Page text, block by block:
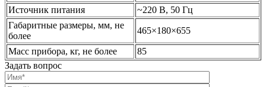
Источник питания
~220 В, 50 Гц
Габаритные размеры, мм, не
более
465×180×655
Масс прибора, кг, не более
85
Задать вопрос